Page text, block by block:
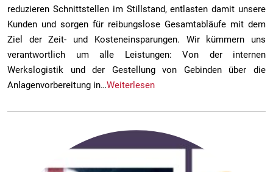
reduzieren Schnittstellen im Stillstand, entlasten damit unsere
Kunden und sorgen für reibungslose Gesamtabläufe mit dem
Ziel der Zeit- und Kosteneinsparungen. Wir kümmern uns
verantwortlich um alle Leistungen: Von der internen
Werkslogistik und der Gestellung von Gebinden über die
Anlagenvorbereitung in…Weiterlesen